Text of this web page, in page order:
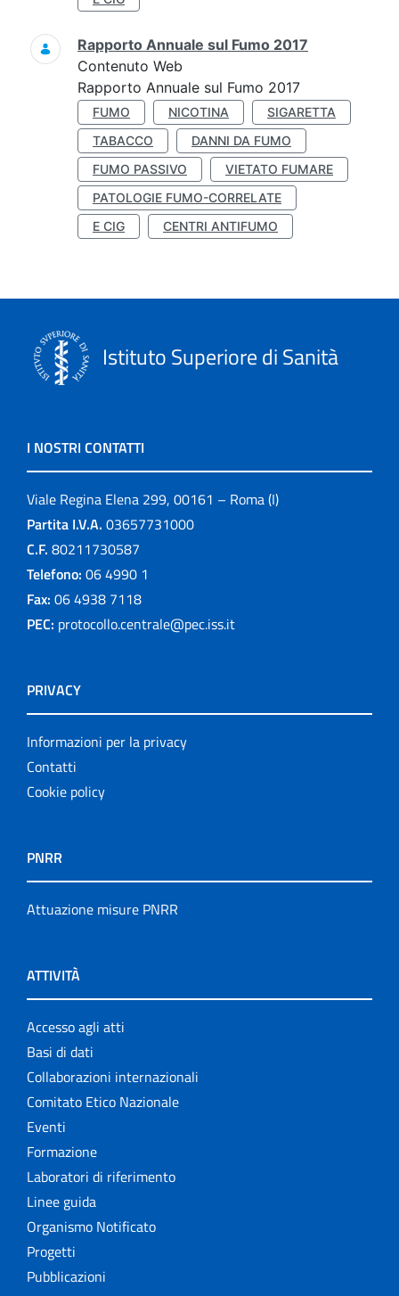
Rapporto Annuale sul Fumo 2017
Contenuto Web
Rapporto Annuale sul Fumo 2017
FUMO NICOTINA
SIGARETTA
TABACCO
DANNI DA FUMO
FUMO PASSIVO
VIETATO FUMARE
PATOLOGIE FUMO-CORRELATE
E CIG
CENTRI ANTIFUMO
Istituto Superiore di Sanità
I NOSTRI CONTATTI
Viale Regina Elena 299, 00161 – Roma (I)
Partita I.V.A. 03657731000
C.F. 80211730587
Telefono: 06 4990 1
Fax: 06 4938 7118
PEC: protocollo.centrale@pec.iss.it
PRIVACY
Informazioni per la privacy
Contatti
Cookie policy
PNRR
Attuazione misure PNRR
ATTIVITÀ
Accesso agli atti
Basi di dati
Collaborazioni internazionali
Comitato Etico Nazionale
Eventi
Formazione
Laboratori di riferimento
Linee guida
Organismo Notificato
Progetti
Pubblicazioni